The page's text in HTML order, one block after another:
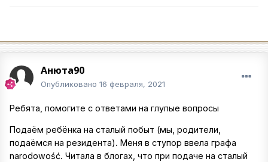
Анюта90
Опубликовано 16 февраля, 2021
Ребята, помогите с ответами на глупые вопросы
Подаём ребёнка на сталый побыт (мы, родители,
подаёмся на резидента). Меня в ступор ввела графа
narodowość. Читала в блогах, что при подаче на сталый